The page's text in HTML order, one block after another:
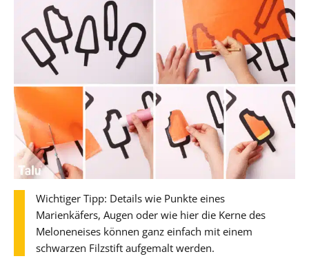
Wichtiger Tipp: Details wie Punkte eines
Marienkäfers, Augen oder wie hier die Kerne des
Meloneneises können ganz einfach mit einem
schwarzen Filzstift aufgemalt werden.